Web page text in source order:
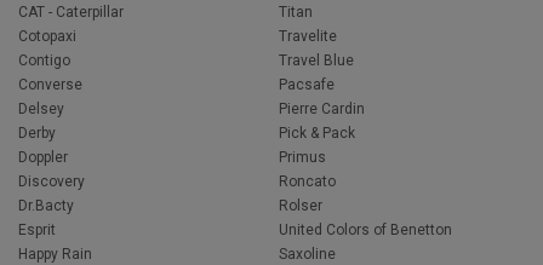
CAT - Caterpillar
Cotopaxi
Contigo
Converse
Delsey
Derby
Doppler
Discovery
Dr.Bacty
Esprit
Happy Rain
Titan
Travelite
Travel Blue
Pacsafe
Pierre Cardin
Pick & Pack
Primus
Roncato
Rolser
United Colors of Benetton
Saxoline